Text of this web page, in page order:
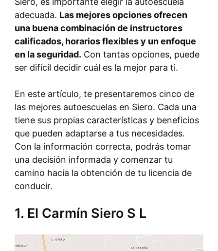
adecuada. Las mejores opciones ofrecen
una buena combinación de instructores
calificados, horarios flexibles y un enfoque
en la seguridad. Con tantas opciones, puede
ser difícil decidir cuál es la mejor para ti.
En este artículo, te presentaremos cinco de
las mejores autoescuelas en Siero. Cada una
tiene sus propias características y beneficios
que pueden adaptarse a tus necesidades.
Con la información correcta, podrás tomar
una decisión informada y comenzar tu
camino hacia la obtención de tu licencia de
conducir.
1. El Carmín Siero S L